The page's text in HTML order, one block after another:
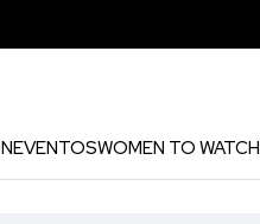
EVENTOSWOMEN TO